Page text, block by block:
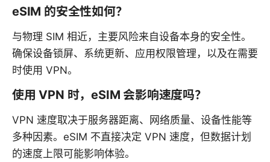
eSIM 的安全性如何？
与物理 SIM 相近，主要风险来自设备本身的安全性。
确保设备锁屏、系统更新、应用权限管理，以及在需要
时使用 VPN。
使用 VPN 时，eSIM 会影响速度吗？
VPN 速度取决于服务器距离、网络质量、设备性能等
多种因素。eSIM 不直接决定 VPN 速度，但数据计划
的速度上限可能影响体验。